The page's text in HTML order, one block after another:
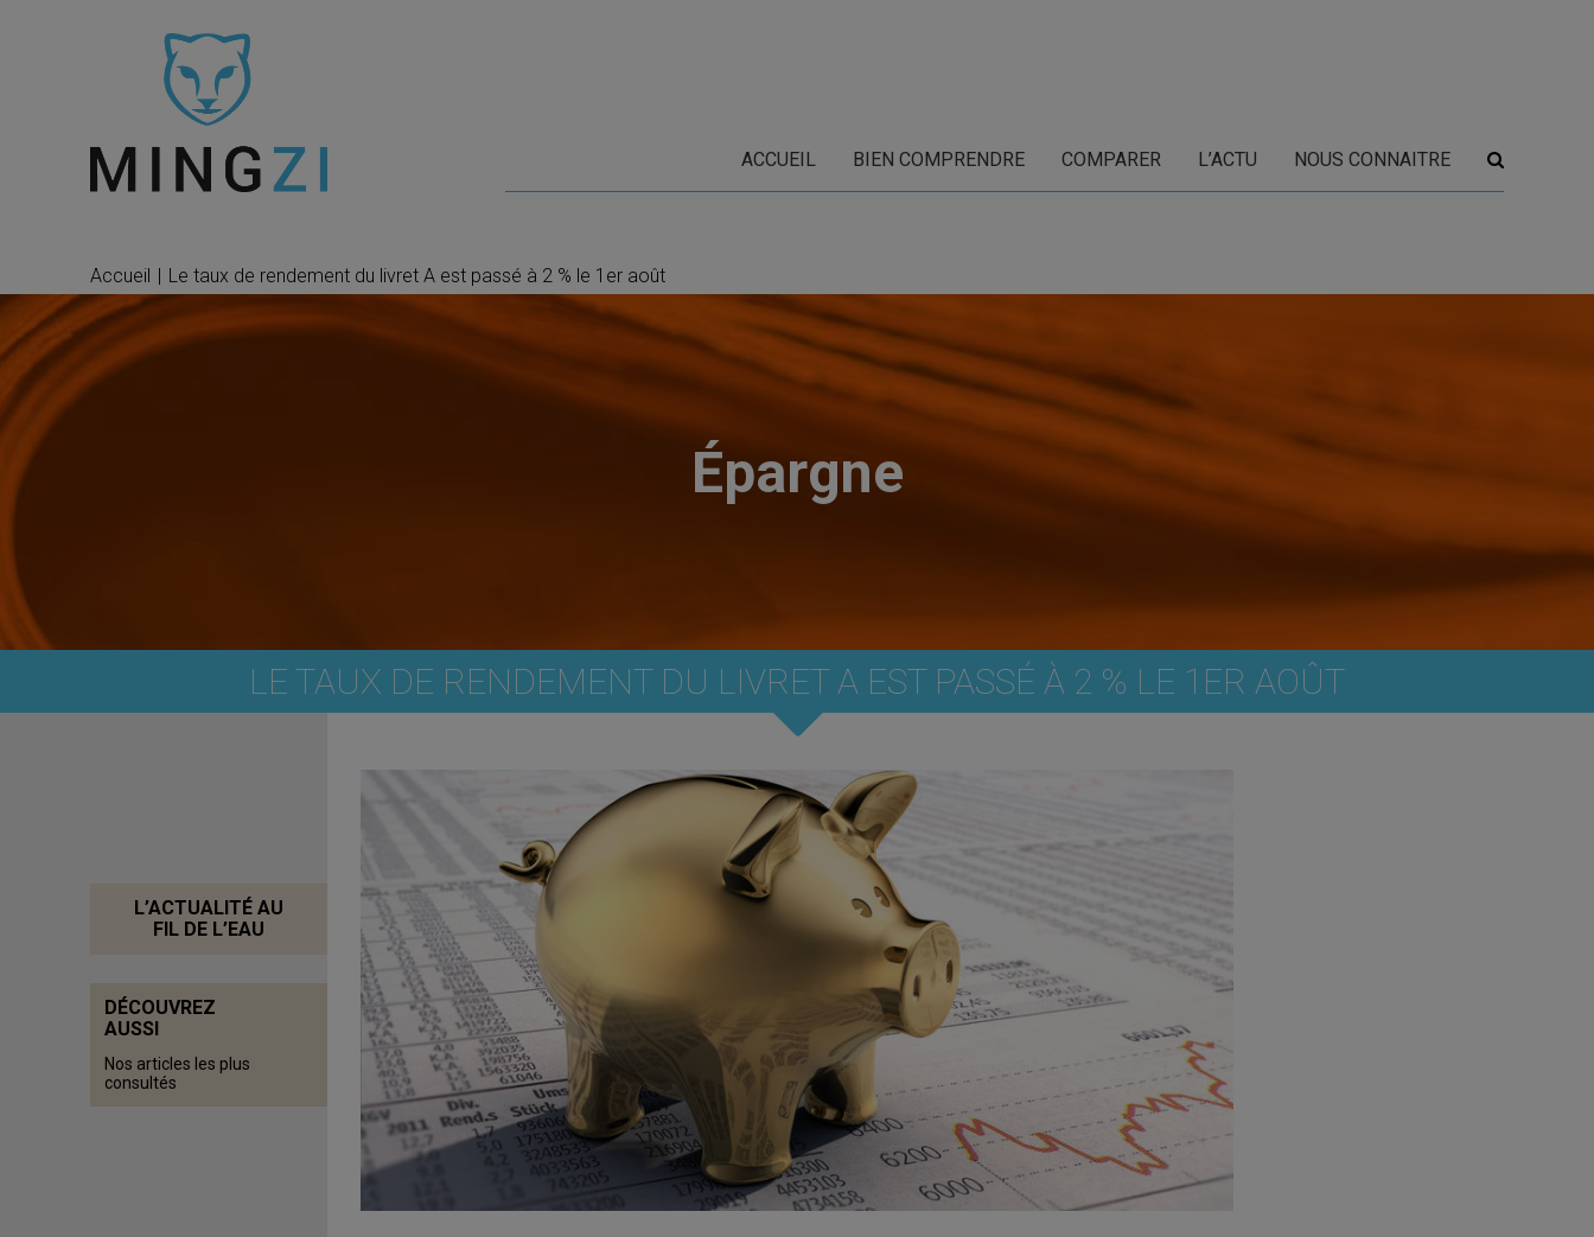
ACCUEIL BIEN COMPRENDRE COMPARER L’ACTU NOUS CONNAITRE
Accueil | Le taux de rendement du livret A est passé à 2 % le 1er août
Épargne
LE TAUX DE RENDEMENT DU LIVRET A EST PASSÉ À 2 % LE 1ER AOÛT
L’ACTUALITÉ AU
FIL DE L’EAU
DÉCOUVREZ
AUSSI
Nos articles les plus
consultés